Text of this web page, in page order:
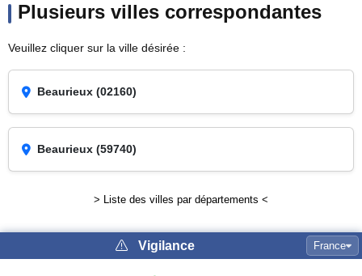
Plusieurs villes correspondantes
Veuillez cliquer sur la ville désirée :
Beaurieux (02160)
Beaurieux (59740)
> Liste des villes par départements <
Vigilance France